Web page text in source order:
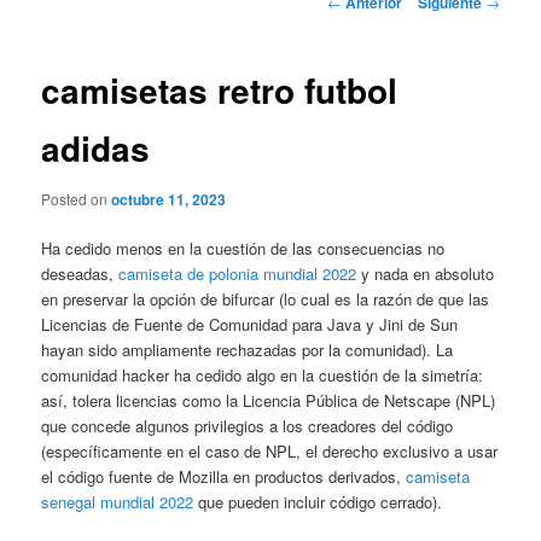
camisetas retro futbol
adidas
Posted onoctubre 11, 2023
Ha cedido menos en la cuestión de las consecuencias no
deseadas,camiseta de polonia mundial 2022 y nada en absoluto
en preservar la opción de bifurcar (lo cual es la razón de que las
Licencias de Fuente de Comunidad para Java y Jini de Sun
hayan sido ampliamente rechazadas por la comunidad). La
comunidad hacker ha cedido algo en la cuestión de la simetría:
así, tolera licencias como la Licencia Pública de Netscape (NPL)
que concede algunos privilegios a los creadores del código
(específicamente en el caso de NPL, el derecho exclusivo a usar
el código fuente de Mozilla en productos derivados,camiseta
senegal mundial 2022 que pueden incluir código cerrado).